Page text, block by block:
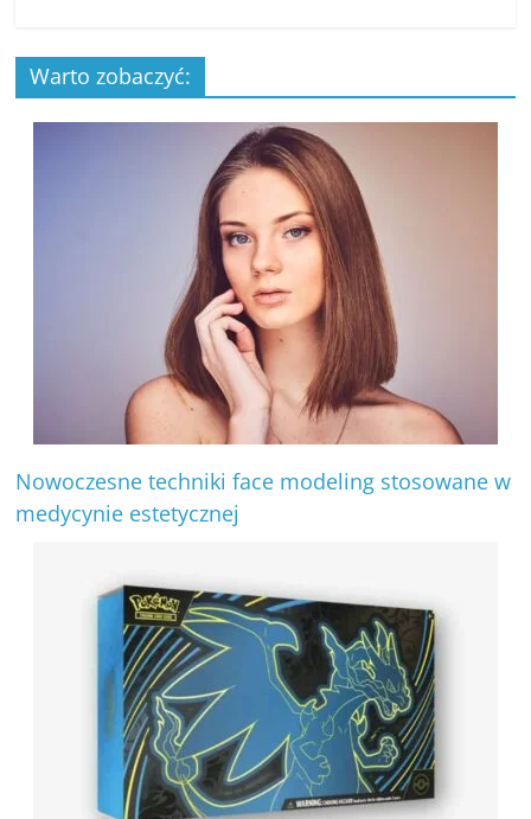
Warto zobaczyć:
Nowoczesne techniki face modeling stosowane w
medycynie estetycznej